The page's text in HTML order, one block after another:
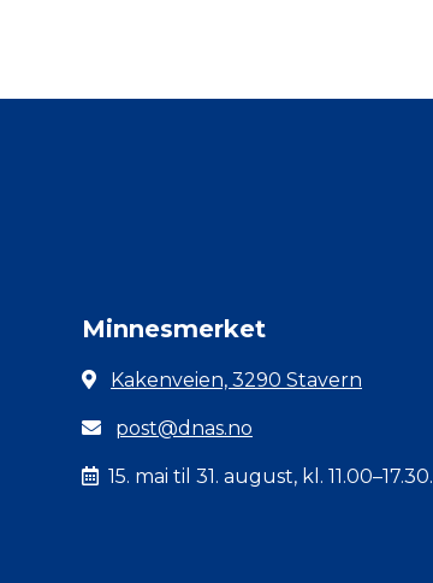
Minnesmerket
Kakenveien, 3290 Stavern
post@dnas.no
15. mai til 31. august, kl. 11.00–17.30.